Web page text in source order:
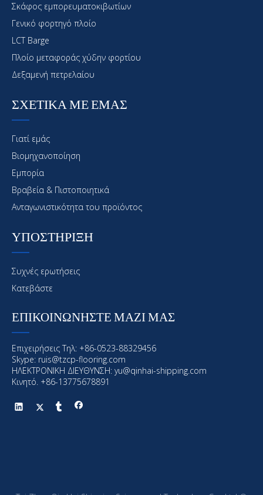
Σκάφος εμπορευματοκιβωτίων
Γενικό φορτηγό πλοίο
LCT Barge
Πλοίο μεταφοράς χύδην φορτίου
Δεξαμενή πετρελαίου
ΣΧΕΤΙΚΑ ΜΕ ΕΜΑΣ
Γιατί εμάς
Βιομηχανοποίηση
Εμπορία
Βραβεία & Πιστοποιητικά
Ανταγωνιστικότητα του προϊόντος
ΥΠΟΣΤΗΡΙΞΗ
Συχνές ερωτήσεις
Κατεβάστε
ΕΠΙΚΟΙΝΩΝΗΣΤΕ ΜΑΖΙ ΜΑΣ
Επιχειρήσεις Τηλ: +86-0523-88329456
Skype: ruis@tzcp-flooring.com
ΗΛΕΚΤΡΟΝΙΚΗ ΔΙΕΥΘΥΝΣΗ: yu@qinhai-shipping.com
Κινητό. +86-13775678891